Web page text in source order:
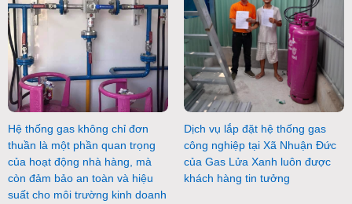
Hệ thống gas không chỉ đơn
thuần là một phần quan trọng
của hoạt động nhà hàng, mà
còn đảm bảo an toàn và hiệu
suất cho môi trường kinh doanh
Dịch vụ lắp đặt hệ thống gas
công nghiệp tại Xã Nhuận Đức
của Gas Lửa Xanh luôn được
khách hàng tin tưởng